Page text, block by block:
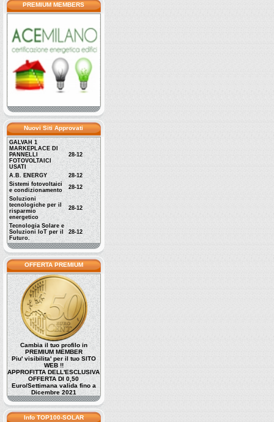
PREMIUM MEMBERS
Nuovi Siti Approvati
GALVAH 1
MARKEPLACE DI
PANNELLI
FOTOVOLTAICI
USATI
28-12
A.B. ENERGY
28-12
Sistemi fotovoltaici
e condizionamento
28-12
Soluzioni
tecnologiche per il
risparmio
energetico
28-12
Tecnologia Solare e
Soluzioni IoT per il
Futuro.
28-12
OFFERTA PREMIUM
Cambia il tuo profilo in
PREMIUM MEMBER
Piu' visibilita' per il tuo SITO
WEB !!
APPROFITTA DELL'ESCLUSIVA
OFFERTA DI 0,50
Euro/Settimana valida fino a
Dicembre 2021
Info TOP100-SOLAR